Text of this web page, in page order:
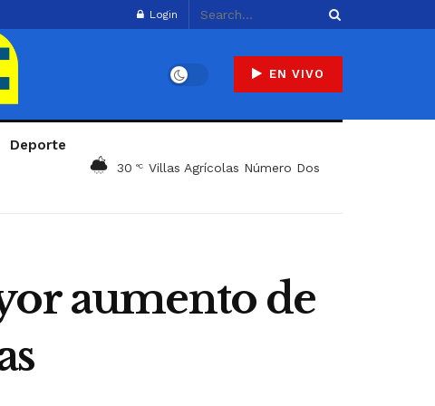
Login
EN VIVO
Deporte
30 °C Villas Agrícolas Número Dos
aumento de